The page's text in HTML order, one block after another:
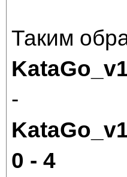
Таким
-
0 - 4